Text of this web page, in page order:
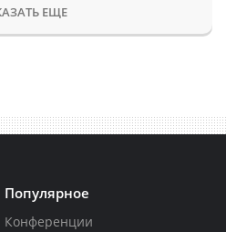
ЕЩЕ
Популярное
Конференции